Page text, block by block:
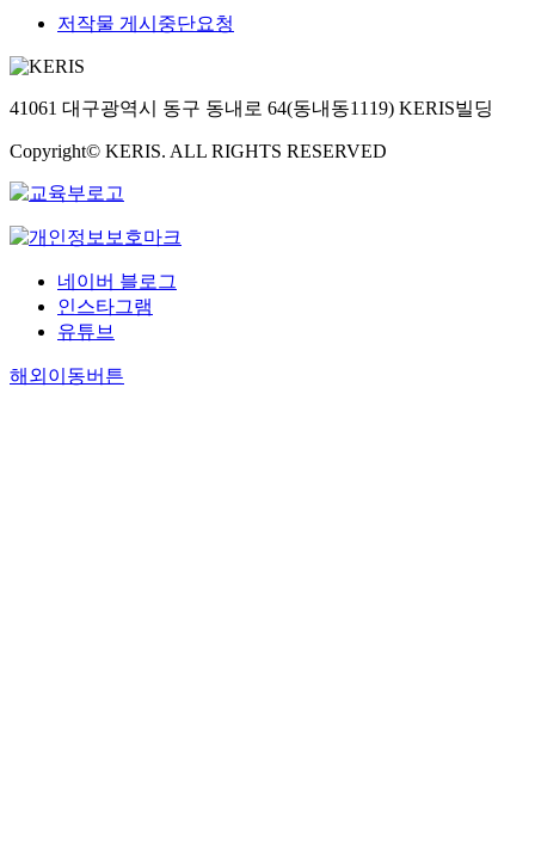
저작물 게시중단요청
41061 대구광역시 동구 동내로 64(동내동1119) KERIS빌딩
Copyright© KERIS. ALL RIGHTS RESERVED
네이버 블로그
인스타그램
유튜브
해외이동버튼